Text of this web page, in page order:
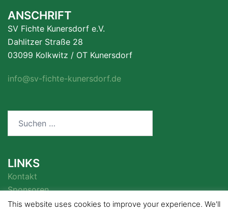
ANSCHRIFT
SV Fichte Kunersdorf e.V.
Dahlitzer Straße 28
03099 Kolkwitz / OT Kunersdorf
info@sv-fichte-kunersdorf.de
LINKS
Kontakt
Sponsoren
This website uses cookies to improve your experience. We'll